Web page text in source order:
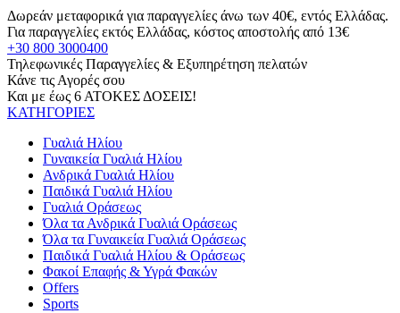
Δωρεάν μεταφορικά για παραγγελίες άνω των 40€, εντός Ελλάδας.
Για παραγγελίες εκτός Ελλάδας, κόστος αποστολής από 13€
+30 800 3000400
Τηλεφωνικές Παραγγελίες & Εξυπηρέτηση πελατών
Κάνε τις Αγορές σου
Και με έως 6 ΑΤΟΚΕΣ ΔΟΣΕΙΣ!
ΚΑΤΗΓΟΡΙΕΣ
Γυαλιά Ηλίου
Γυναικεία Γυαλιά Ηλίου
Ανδρικά Γυαλιά Ηλίου
Παιδικά Γυαλιά Ηλίου
Γυαλιά Οράσεως
Όλα τα Ανδρικά Γυαλιά Οράσεως
Όλα τα Γυναικεία Γυαλιά Οράσεως
Παιδικά Γυαλιά Ηλίου & Οράσεως
Φακοί Επαφής & Υγρά Φακών
Offers
Sports